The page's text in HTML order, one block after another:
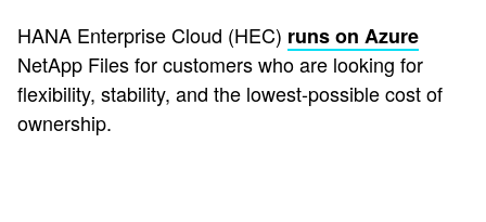
HANA Enterprise Cloud (HEC) runs on Azure
NetApp Files for customers who are looking for
flexibility, stability, and the lowest-possible cost of
ownership.